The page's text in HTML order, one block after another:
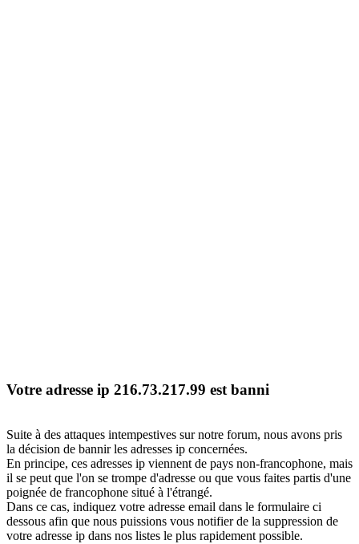
Votre adresse ip 216.73.217.99 est banni
Suite à des attaques intempestives sur notre forum, nous avons pris
la décision de bannir les adresses ip concernées.
En principe, ces adresses ip viennent de pays non-francophone, mais
il se peut que l'on se trompe d'adresse ou que vous faites partis d'une
poignée de francophone situé à l'étrangé.
Dans ce cas, indiquez votre adresse email dans le formulaire ci
dessous afin que nous puissions vous notifier de la suppression de
votre adresse ip dans nos listes le plus rapidement possible.